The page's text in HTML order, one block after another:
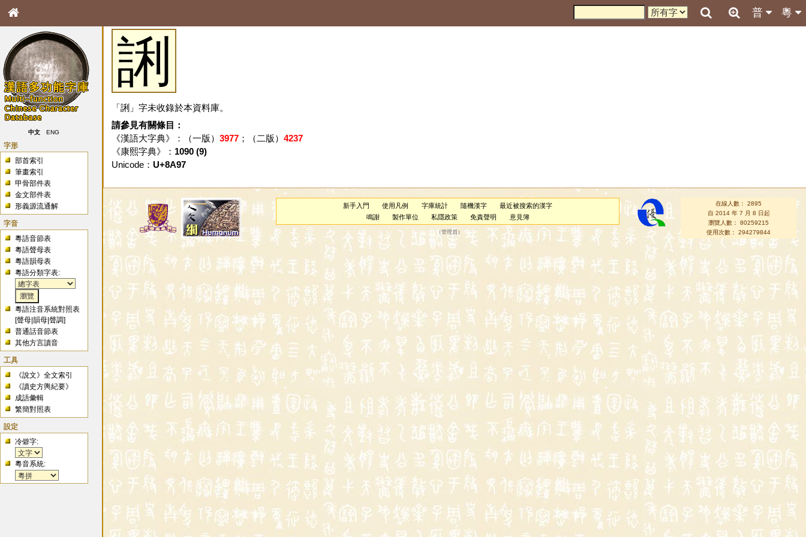
粵
普
中文 ENG
字形
部首索引
筆畫索引
甲骨部件表
金文部件表
形義源流通解
字音
粵語音節表
粵語聲母表
粵語韻母表
粵語分類字表:
粵語注音系統對照表
[聲母 |韻母 |聲調]
普通話音節表
其他方言讀音
工具
《說文》全文索引
《讀史方輿紀要》
成語彙輯
繁簡對照表
設定
冷僻字:
粵音系統:
誗
「誗」字未收錄於本資料庫。
請參見有關條目：
《漢語大字典》：（一版） 3977；（二版） 4237
《康熙字典》： 1090 (9)
Unicode： U+8A97
新手入門 使用凡例 字庫統計 隨機漢字
最近被搜索的漢字
鳴謝
製作單位 私隱政策 免責聲明 意見簿
（管理員 ）
在線人數： 2895
自 2014 年 7 月 8 日起
瀏覽人數： 80259215
使用次數： 294279844